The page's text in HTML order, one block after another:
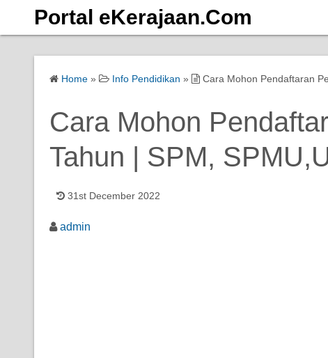
Portal eKerajaan.Com
Home » Info Pendidikan » Cara Mohon Pendaftaran
Cara Mohon
Tahun | SPM,
31st December 2022
admin